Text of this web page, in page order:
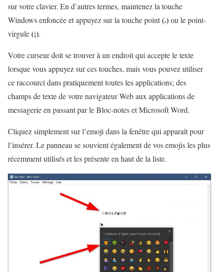
sur votre clavier. En d’autres termes, maintenez la touche
Windows enfoncée et appuyez sur la touche point(.)ou le point-
virgule(;).
Votre curseur doit se trouver à un endroit qui accepte le texte
lorsque vous appuyez sur ces touches, mais vous pouvez utiliser
ce raccourci dans pratiquement toutes les applications; des
champs de texte de votre navigateur Web aux applications de
messagerie en passant par le Bloc-notes et Microsoft Word.
Cliquez simplement sur l’emoji dans la fenêtre qui apparaît pour
l’insérer. Le panneau se souvient également de vos emojis les plus
récemment utilisés et les présente en haut de la liste.